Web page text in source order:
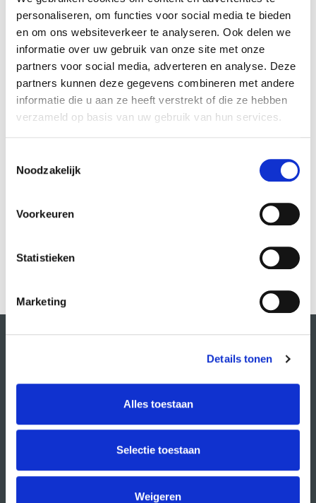
personaliseren, om functies voor social media te bieden
en om ons websiteverkeer te analyseren. Ook delen we
informatie over uw gebruik van onze site met onze
partners voor social media, adverteren en analyse. Deze
partners kunnen deze gegevens combineren met andere
informatie die u aan ze heeft verstrekt of die ze hebben
verzameld op basis van uw gebruik van hun services.
Noodzakelijk
Voorkeuren
Statistieken
Marketing
Details tonen
Alles toestaan
Selectie toestaan
Weigeren
Drag: Transformative Play
Lucian Squid